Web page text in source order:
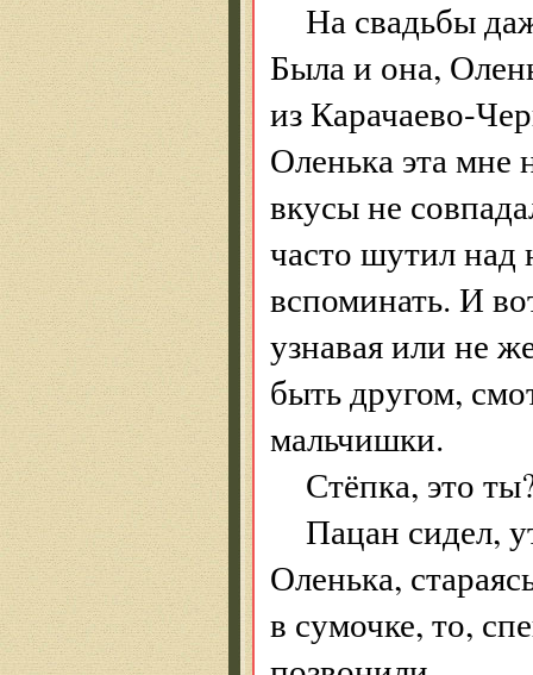
На свадьбы
Была и она,
из Карачаево-
Оленька эта мне
вкусы не
часто шутил
вспоминать. И
узнавая или не
быть другом,
мальчишки.
Стёпка, это
Пацан сидел,
Оленька,
в сумочке, то,